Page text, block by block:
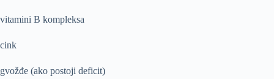
vitamini B kompleksa
cink
gvožđe (ako postoji deficit)